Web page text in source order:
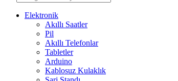
Elektronik
Akıllı Saatler
Pil
Akıllı Telefonlar
Tabletler
Arduino
Kablosuz Kulaklık